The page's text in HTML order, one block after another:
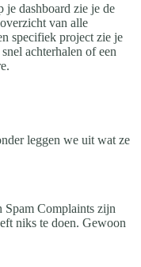
je dashboard zie je de
van alle
specifiek project zie je
achterhalen of een
leggen we uit wat ze
Spam Complaints zijn
niks te doen. Gewoon